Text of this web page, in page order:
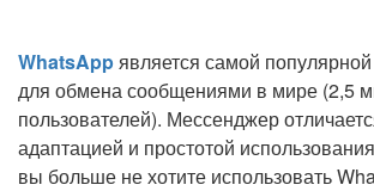
WhatsAppявляется самой
для обмена сообщениями в мире (2,5
пользователей). Мессенджер
адаптацией и простотой
вы больше не хотите использовать